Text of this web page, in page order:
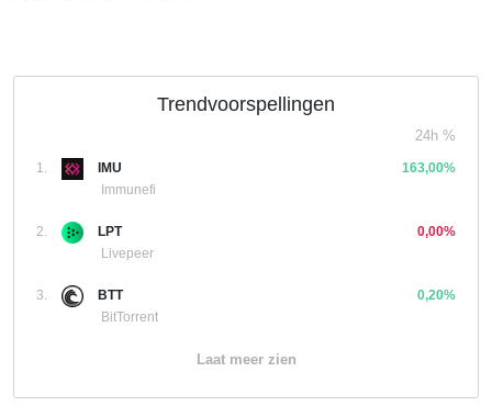
Trendvoorspellingen
24h %
1.
IMU
Immunefi
163,00%
2.
LPT
Livepeer
0,00%
3.
BTT
BitTorrent
0,20%
Laat meer zien